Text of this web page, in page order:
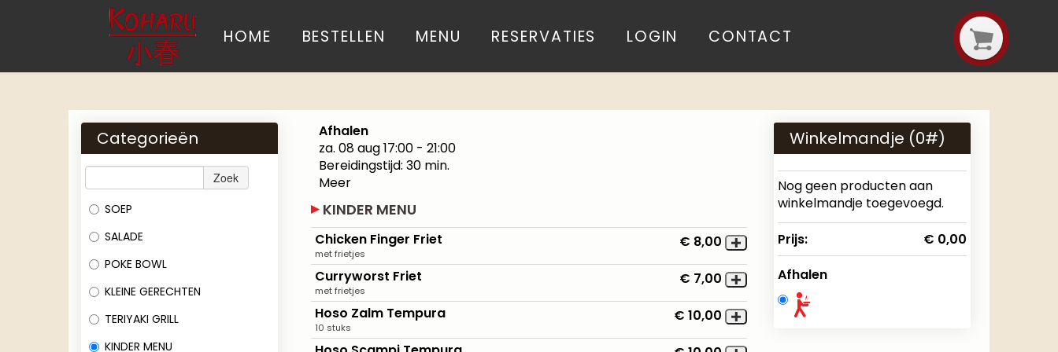
HOME BESTELLEN MENU RESERVATIES LOGIN CONTACT
Categorieën
Zoek
SOEP
SALADE
POKE BOWL
KLEINE GERECHTEN
TERIYAKI GRILL
KINDER MENU
Afhalen
za. 08 aug17:00 - 21:00
Bereidingstijd: 30 min.
Meer
KINDER MENU
Chicken Finger Friet
met frietjes
€ 8,00
Curryworst Friet
met frietjes
€ 7,00
Hoso Zalm Tempura
10 stuks
€ 10,00
Winkelmandje (0#)
Nog geen producten aan
winkelmandje toegevoegd.
Prijs:
€ 0,00
Afhalen